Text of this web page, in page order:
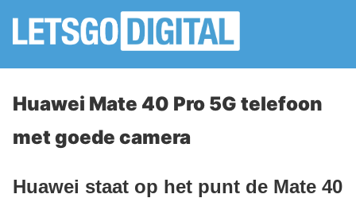
Huawei Mate 40 Pro 5G telefoon
met goede camera
Huawei staat op het punt de Mate 40